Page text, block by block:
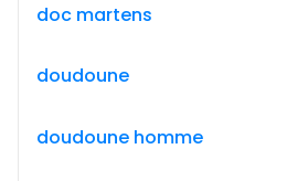
doc martens
doudoune
doudoune homme